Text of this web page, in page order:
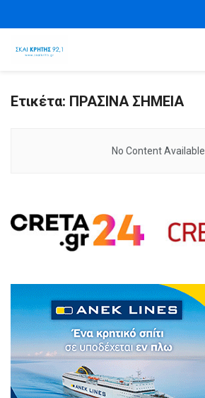
Ετικέτα: ΠΡΑΣΙΝΑ ΣΗΜΕΙΑ
No Content Available